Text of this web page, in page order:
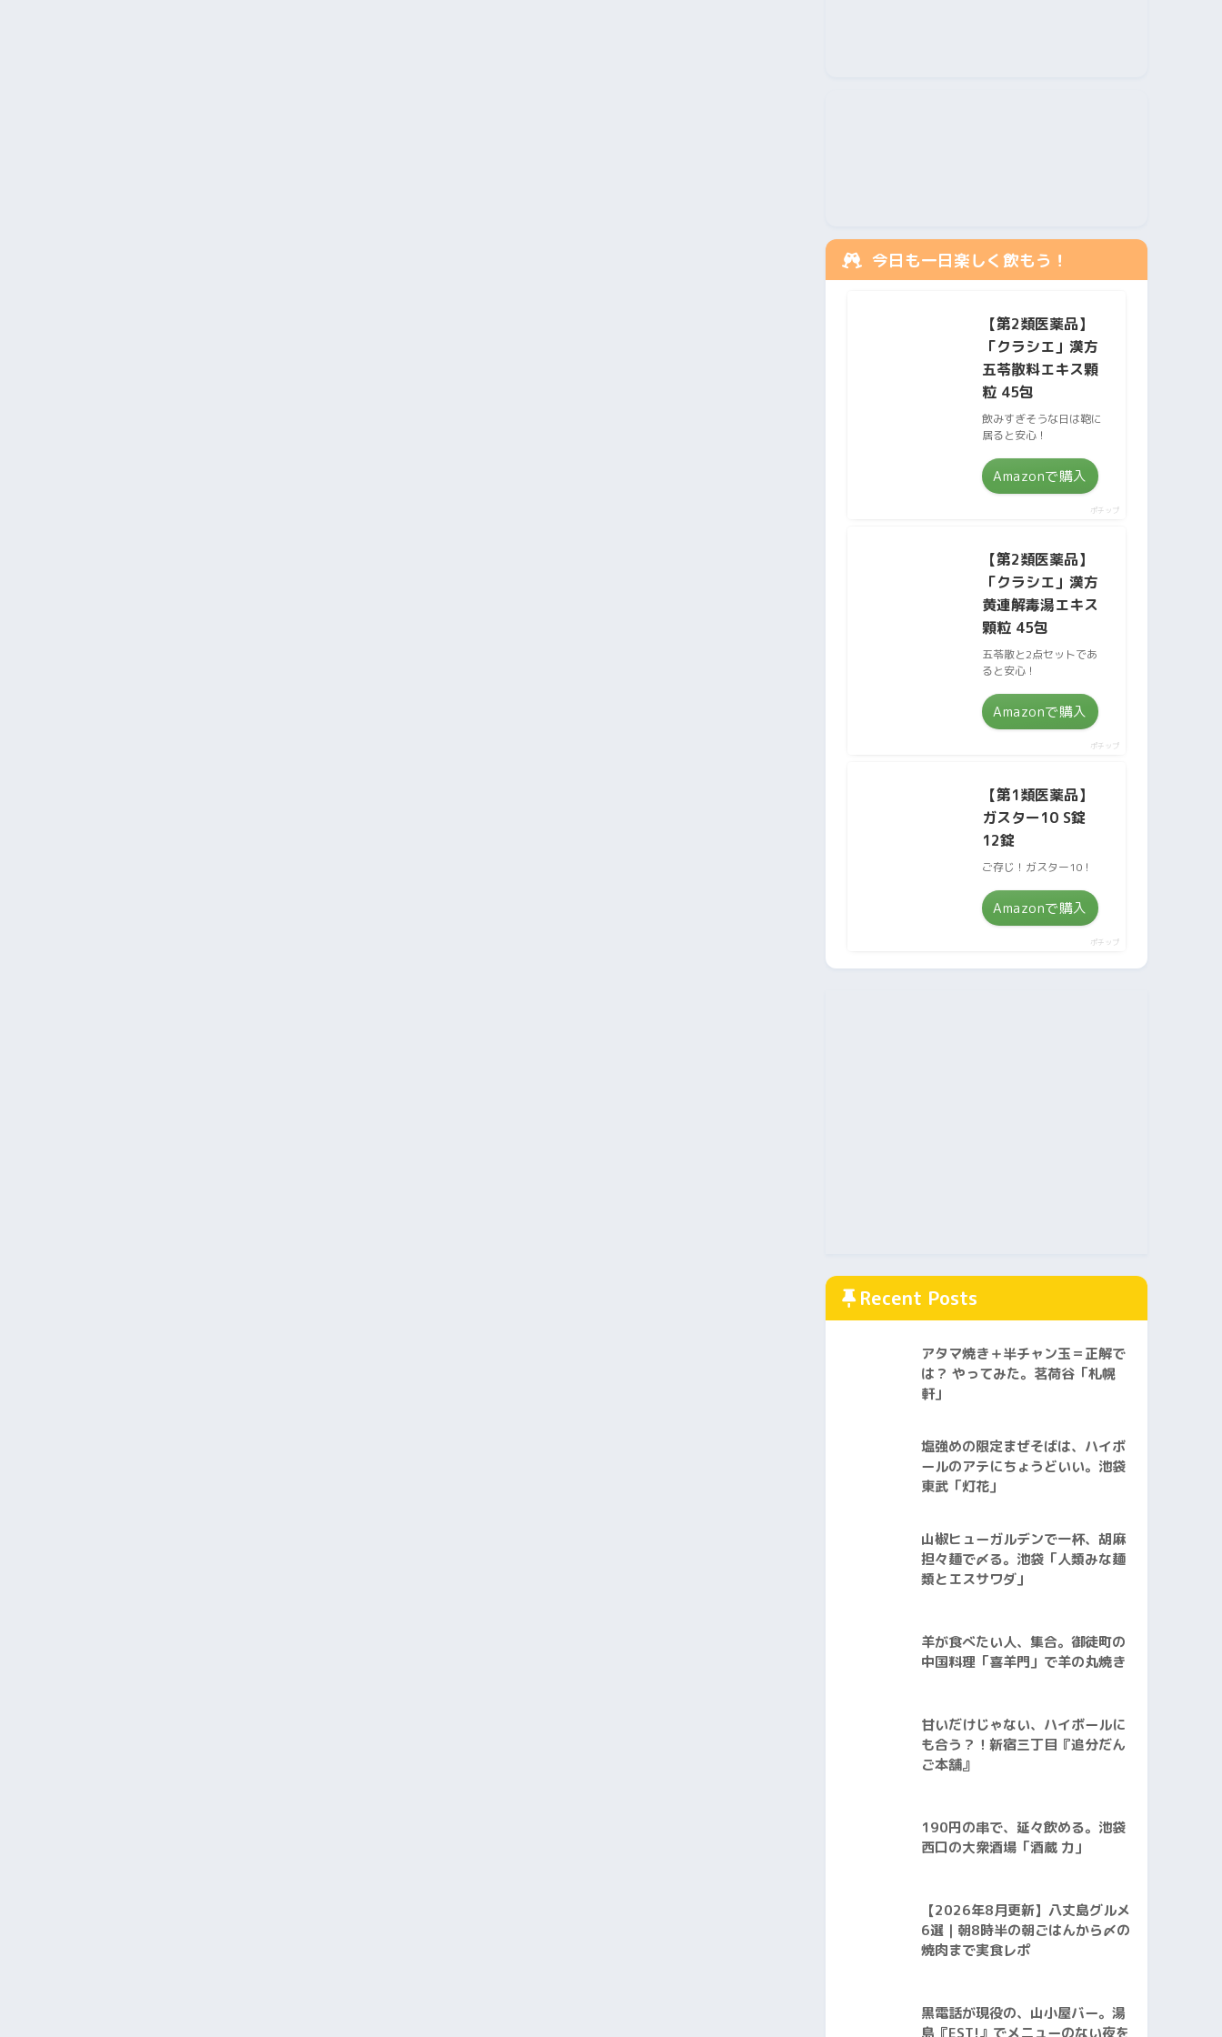
今日も一日楽しく飲もう！
【第2類医薬品】
「クラシエ」漢方
五苓散料エキス顆
粒 45包
飲みすぎそうな日は鞄に
居ると安心！
Amazonで購入
ポチップ
【第2類医薬品】
「クラシエ」漢方
黄連解毒湯エキス
顆粒 45包
五苓散と2点セットであ
ると安心！
Amazonで購入
ポチップ
【第1類医薬品】
ガスター10 S錠
12錠
ご存じ！ガスター10！
Amazonで購入
ポチップ
Recent Posts
アタマ焼き＋半チャン玉＝正解で
は？ やってみた。茗荷谷「札幌
軒」
塩強めの限定まぜそばは、ハイボ
ールのアテにちょうどいい。池袋
東武「灯花」
山椒ヒューガルデンで一杯、胡麻
担々麺で〆る。池袋「人類みな麺
類とエスサワダ」
羊が食べたい人、集合。御徒町の
中国料理「喜羊門」で羊の丸焼き
甘いだけじゃない、ハイボールに
も合う？！新宿三丁目『追分だん
ご本舗』
190円の串で、延々飲める。池袋
西口の大衆酒場「酒蔵 力」
【2026年8月更新】八丈島グルメ
6選｜朝8時半の朝ごはんから〆の
焼肉まで実食レポ
黒電話が現役の、山小屋バー。湯